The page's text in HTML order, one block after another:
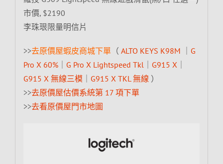
市價, $2190
李珠珢限量明信片
>>去原價屋蝦皮商城下單（ ALTO KEYS K98M
G
Pro X 60%｜ G Pro X Lightspeed Tkl G915 X
G915 X 無線三模｜ G915 X TKL 無線 ）
>>去原價屋估價系統第 17 項下單
>>去看原價屋門市地圖